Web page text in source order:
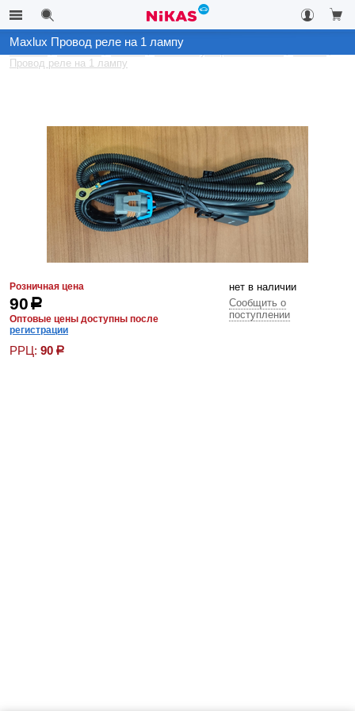
Автосвет Комплектующие на ксенон
Провод реле на 1 лампу
Maxlux Провод реле на 1 лампу
Розничная цена
90р
Оптовые цены доступны после
регистрации
РРЦ: 90 р
нет в наличии
Сообщить о
поступлении